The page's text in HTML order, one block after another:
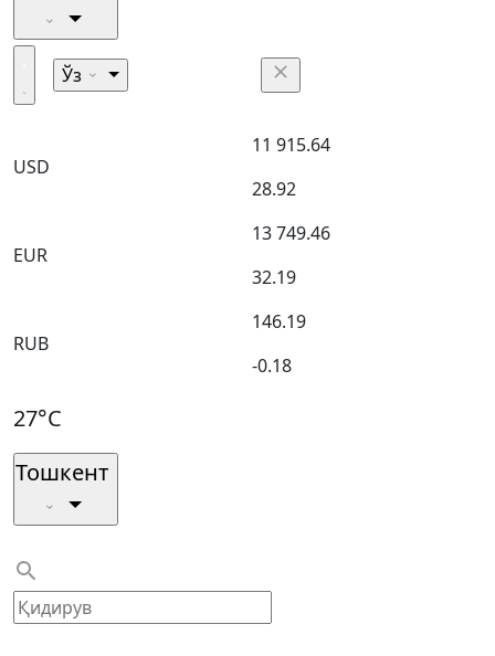
Ўз
USD
11 915.64
28.92
EUR
13 749.46
32.19
RUB
146.19
-0.18
27°C
Тошкент